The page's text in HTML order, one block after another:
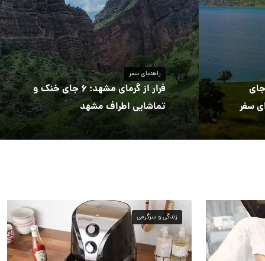
گرمای ۵۰ درجه؛ ۶ جای
سفر
راهنمای سفر
فرار از گرمای مشهد؛ ۶ جای خنک و
تماشایی اطراف مشهد
زندگی و سرگرمی